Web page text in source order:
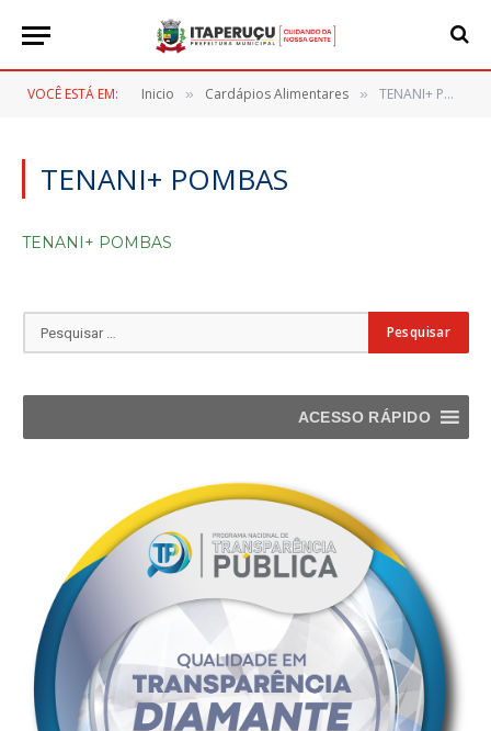
VOCÊ ESTÁ EM: Inicio » Cardápios Alimentares » TENANI+ POMBAS
TENANI+ POMBAS
TENANI+ POMBAS
ACESSO RÁPIDO